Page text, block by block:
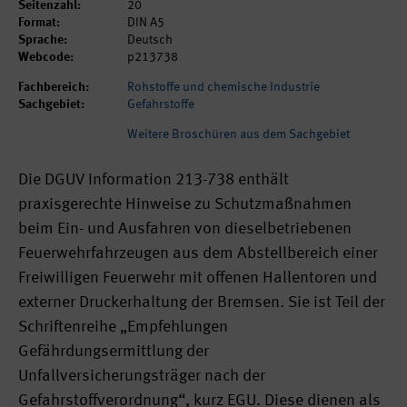
Seitenzahl:
20
Format:
DIN A5
Sprache:
Deutsch
Webcode:
p213738
Fachbereich:
Rohstoffe und chemische Industrie
Sachgebiet:
Gefahrstoffe
Weitere Broschüren aus dem Sachgebiet
Die DGUV Information 213-738 enthält
praxisgerechte Hinweise zu Schutzmaßnahmen
beim Ein- und Ausfahren von dieselbetriebenen
Feuerwehrfahrzeugen aus dem Abstellbereich einer
Freiwilligen Feuerwehr mit offenen Hallentoren und
externer Druckerhaltung der Bremsen. Sie ist Teil der
Schriftenreihe „Empfehlungen
Gefährdungsermittlung der
Unfallversicherungsträger nach der
Gefahrstoffverordnung“, kurz EGU. Diese dienen als